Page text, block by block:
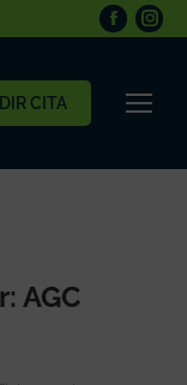
CITA
AGC